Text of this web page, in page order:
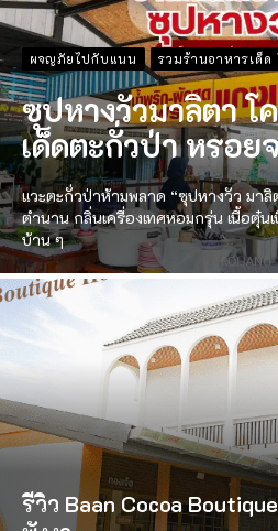
ผจญภัยไปกับแนน รวมร้านอาหารเด็ด
ซุปหางวัวมาลิตา โ
เด็ดตะกั่วป่า หรอย
แวะตะกั่วป่าห้ามพลาด “ซุปหางวัว มา
ตำนาน กลิ่นเครื่องเทศหอมกรุ่น เนื้อตุ๋
บ้าน ๆ
รีวิว Baan Cocoa